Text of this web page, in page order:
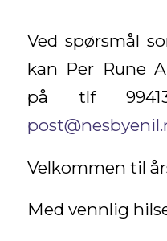
Ved spørsmål
kan Per Rune
på tlf
Velkommen til
Med vennlig